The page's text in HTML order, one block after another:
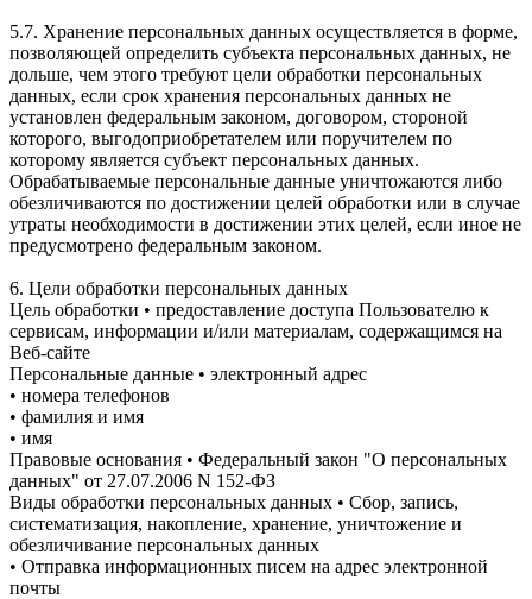
5.7. Хранение персональных данных осуществляется в форме,
позволяющей определить субъекта персональных данных, не
дольше, чем этого требуют цели обработки персональных
данных, если срок хранения персональных данных не
установлен федеральным законом, договором, стороной
которого, выгодоприобретателем или поручителем по
которому является субъект персональных данных.
Обрабатываемые персональные данные уничтожаются либо
обезличиваются по достижении целей обработки или в случае
утраты необходимости в достижении этих целей, если иное не
предусмотрено федеральным законом.
6. Цели обработки персональных данных
Цель обработки • предоставление доступа Пользователю к
сервисам, информации и/или материалам, содержащимся на
Веб-сайте
Персональные данные • электронный адрес
• номера телефонов
• фамилия и имя
• имя
Правовые основания • Федеральный закон "О персональных
данных" от 27.07.2006 N 152-ФЗ
Виды обработки персональных данных • Сбор, запись,
систематизация, накопление, хранение, уничтожение и
обезличивание персональных данных
• Отправка информационных писем на адрес электронной
почты